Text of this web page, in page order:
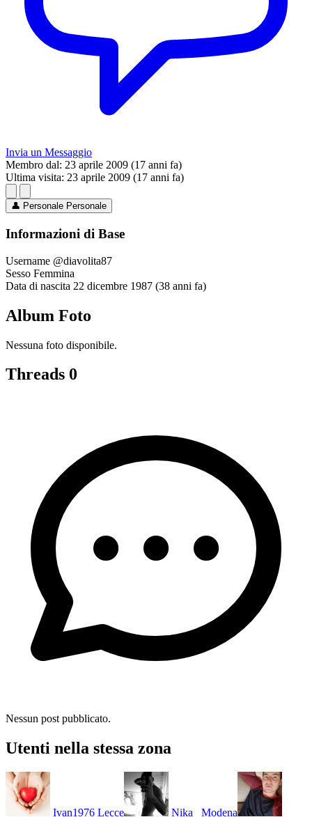
Invia un Messaggio
Membro dal: 23 aprile 2009 (17 anni fa)
Ultima visita: 23 aprile 2009 (17 anni fa)
👤 Personale Personale
Informazioni di Base
Username @diavolita87
Sesso Femmina
Data di nascita 22 dicembre 1987 (38 anni fa)
Album Foto
Nessuna foto disponibile.
Threads 0
Nessun post pubblicato.
Utenti nella stessa zona
Ivan1976 Lecce Nika_ Modena